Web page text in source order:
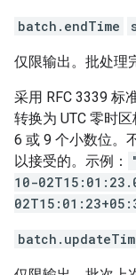
batch.endTime
仅限输出。批处理
采用 RFC 3339 标
转换为 UTC 零时
6 或 9 个小数位。
以接受的。示例：
10-